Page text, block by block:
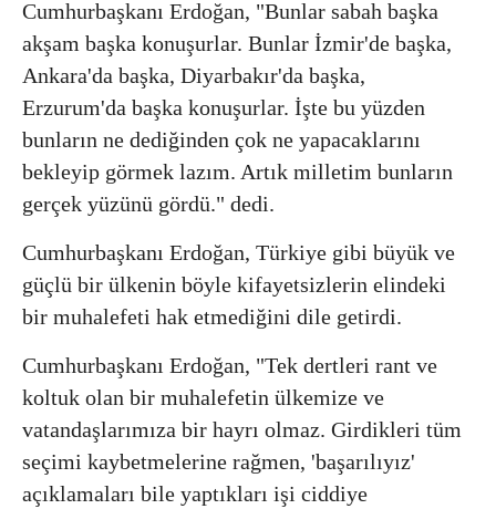
Cumhurbaşkanı Erdoğan, "Bunlar sabah başka
akşam başka konuşurlar. Bunlar İzmir'de başka,
Ankara'da başka, Diyarbakır'da başka,
Erzurum'da başka konuşurlar. İşte bu yüzden
bunların ne dediğinden çok ne yapacaklarını
bekleyip görmek lazım. Artık milletim bunların
gerçek yüzünü gördü." dedi.
Cumhurbaşkanı Erdoğan, Türkiye gibi büyük ve
güçlü bir ülkenin böyle kifayetsizlerin elindeki
bir muhalefeti hak etmediğini dile getirdi.
Cumhurbaşkanı Erdoğan, "Tek dertleri rant ve
koltuk olan bir muhalefetin ülkemize ve
vatandaşlarımıza bir hayrı olmaz. Girdikleri tüm
seçimi kaybetmelerine rağmen, 'başarılıyız'
açıklamaları bile yaptıkları işi ciddiye